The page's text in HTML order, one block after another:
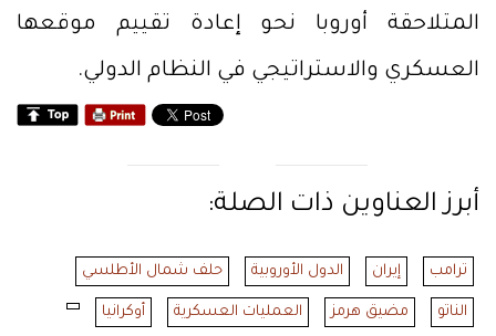
المتلاحقة أوروبا نحو إعادة تقييم موقعها
العسكري والاستراتيجي في النظام الدولي.
أبرز العناوين ذات الصلة:
ترامب إيران الدول الأوروبية حلف شمال الأطلسي
الناتو مضيق هرمز العمليات العسكرية أوكرانيا